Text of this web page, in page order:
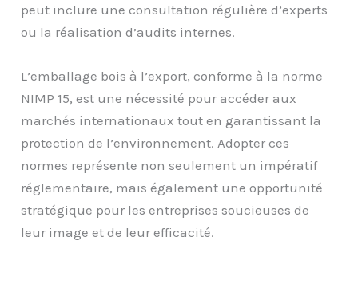
peut inclure une consultation régulière d’experts
ou la réalisation d’audits internes.
L’emballage bois à l’export, conforme à la norme
NIMP 15, est une nécessité pour accéder aux
marchés internationaux tout en garantissant la
protection de l’environnement. Adopter ces
normes représente non seulement un impératif
réglementaire, mais également une opportunité
stratégique pour les entreprises soucieuses de
leur image et de leur efficacité.